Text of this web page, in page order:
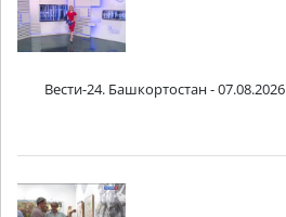
Вести-24. Башкортостан - 07.08.2026